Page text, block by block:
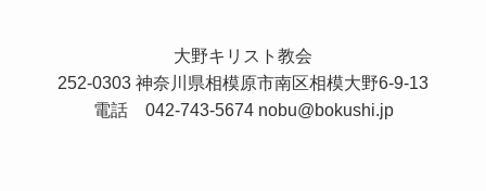
大野キリスト教会
252-0303 神奈川県相模原市南区相模大野6-9-13
電話 042-743-5674nobu@bokushi.jp